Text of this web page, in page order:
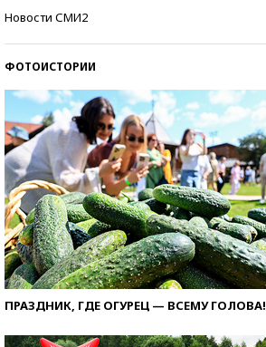
Новости СМИ2
ФОТОИСТОРИИ
ПРАЗДНИК, ГДЕ ОГУРЕЦ — ВСЕМУ ГОЛОВА!